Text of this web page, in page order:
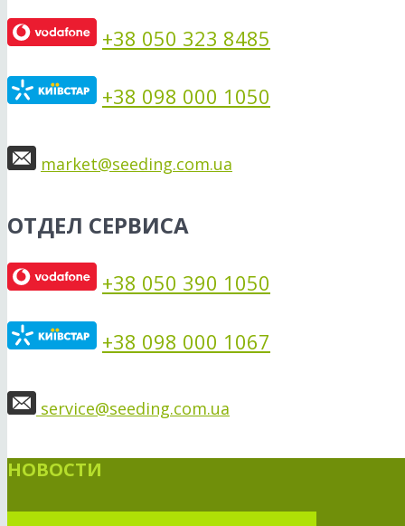
+38 050 323 8485
+38 098 000 1050
market@seeding.com.ua
ОТДЕЛ СЕРВИСА
+38 050 390 1050
+38 098 000 1067
service@seeding.com.ua
НОВОСТИ